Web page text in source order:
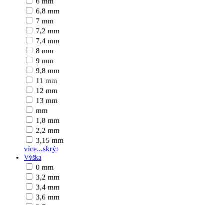
6,8 mm
7 mm
7,2 mm
7,4 mm
8 mm
9 mm
9,8 mm
11 mm
12 mm
13 mm
mm
1,8 mm
2,2 mm
3,15 mm
více...skrýt
Výška
0 mm
3,2 mm
3,4 mm
3,6 mm